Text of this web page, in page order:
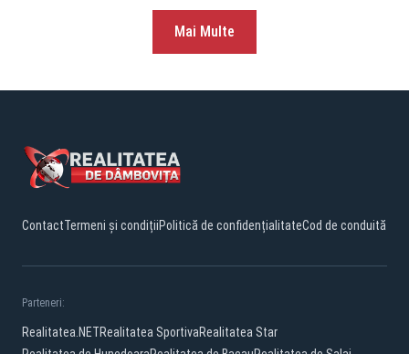
Mai Multe
ContactTermeni și condițiiPolitică de confidențialitateCod de conduită
Parteneri:
Realitatea.NETRealitatea SportivaRealitatea Star